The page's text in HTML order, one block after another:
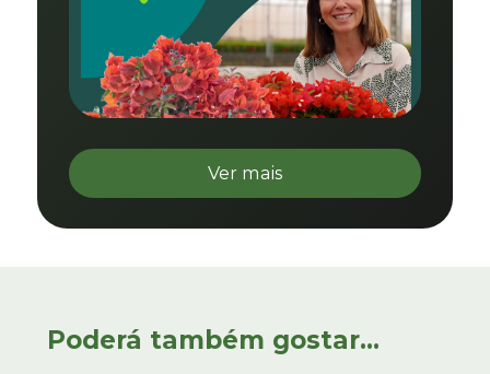
Ver mais
Poderá também gostar...